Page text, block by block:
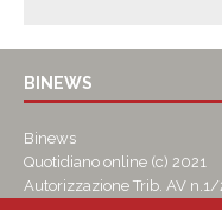
BINEWS
Binews
Quotidiano online (c) 2021
Autorizzazione Trib. AV